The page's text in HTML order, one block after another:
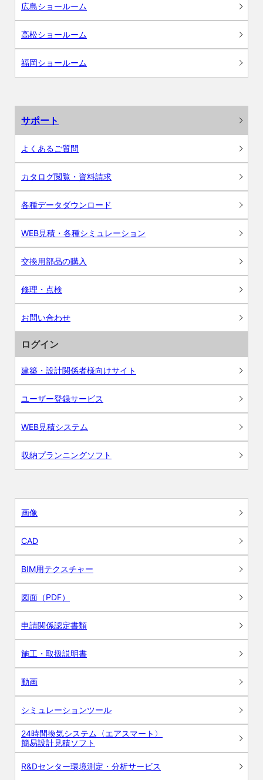
広島ショールーム
高松ショールーム
福岡ショールーム
サポート
よくあるご質問
カタログ閲覧・資料請求
各種データダウンロード
WEB見積・各種シミュレーション
交換用部品の購入
修理・点検
お問い合わせ
ログイン
建築・設計関係者様向けサイト
ユーザー登録サービス
WEB見積システム
収納プランニングソフト
画像
CAD
BIM用テクスチャー
図面（PDF）
申請関係認定書類
施工・取扱説明書
動画
シミュレーションツール
24時間換気システム〈エアスマート〉
簡易設計見積ソフト
R&Dセンター環境測定・分析サービス